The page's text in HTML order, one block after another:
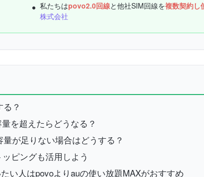
私たちはpovo2.0回線と他社SIM回線を複数契約し
株式会社
？
を超えたらどうなる？
が足りない場合はどうする？
ピングも活用しよう
い人はpovoよりauの使い放題MAXがおすすめ